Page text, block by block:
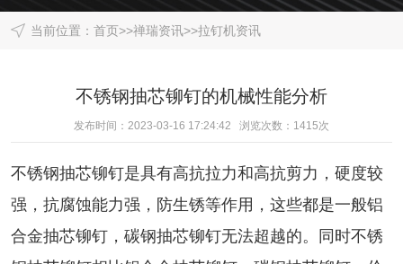
当前位置： 首页>>禅瑞资讯>>拉钉机资讯
不锈钢抽芯铆钉的机械性能分析
发布时间：2023-03-16 17:24:42 浏览次数： 1415次
不锈钢抽芯铆钉是具有高抗拉力和高抗剪力，硬度较
强，抗腐蚀能力强，防生锈等作用，这些都是一般铝
合金抽芯铆钉，碳钢抽芯铆钉无法超越的。同时不锈